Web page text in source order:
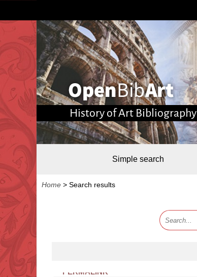
History of Art Bibliography
Simple search
Home > Search results
PERMALINK